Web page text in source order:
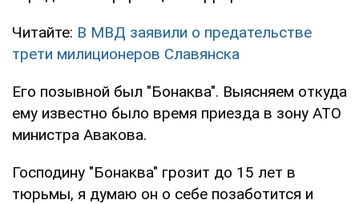
Читайте: В МВД заявили о предательстве
трети милиционеров Славянска
Его позывной был "Бонаква". Выясняем откуда
ему известно было время приезда в зону АТО
министра Авакова.
Господину "Бонаква" грозит до 15 лет в
тюрьмы, я думаю он о себе позаботится и